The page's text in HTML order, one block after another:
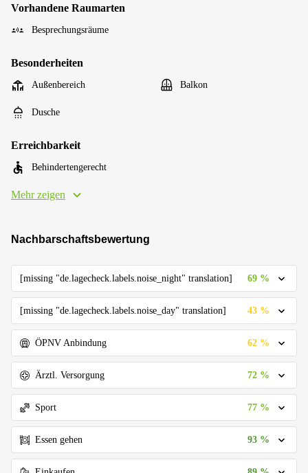
Vorhandene Raumarten
Besprechungsräume
Besonderheiten
Außenbereich Balkon
Dusche
Erreichbarkeit
Behindertengerecht
Mehr zeigen
Nachbarschaftsbewertung
[missing "de.lagecheck.labels.noise_night" translation] 69 %
[missing "de.lagecheck.labels.noise_day" translation] 43 %
ÖPNV Anbindung 62 %
Ärztl. Versorgung 72 %
Sport 77 %
Essen gehen 93 %